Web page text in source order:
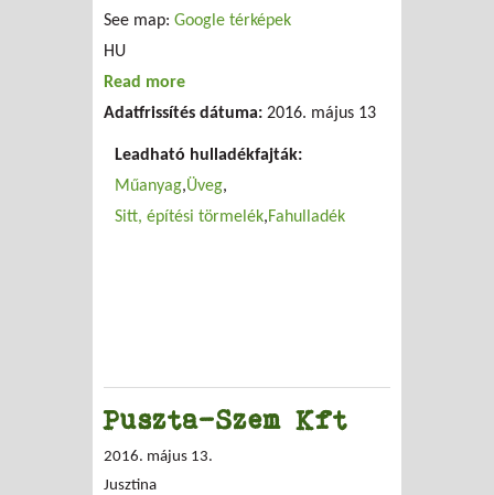
See map: Google térképek
HU
Read more
Adatfrissítés dátuma: 2016. május 13
Leadható hulladékfajták:
Műanyag Üveg
Sitt, építési törmelék Fahulladék
Puszta-Szem Kft
2016. május 13.
Jusztina